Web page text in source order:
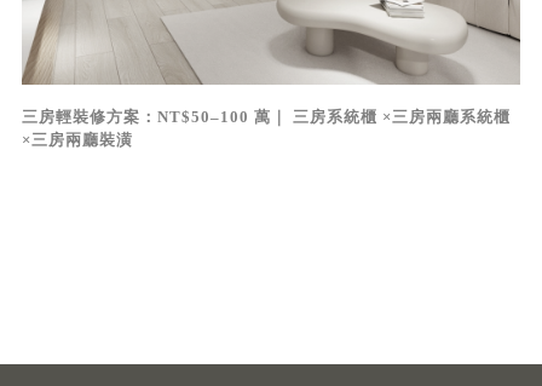
三房輕裝修方案：NT$50–100 萬｜ 三房系統櫃 ×三房兩廳系統櫃
×三房兩廳裝潢